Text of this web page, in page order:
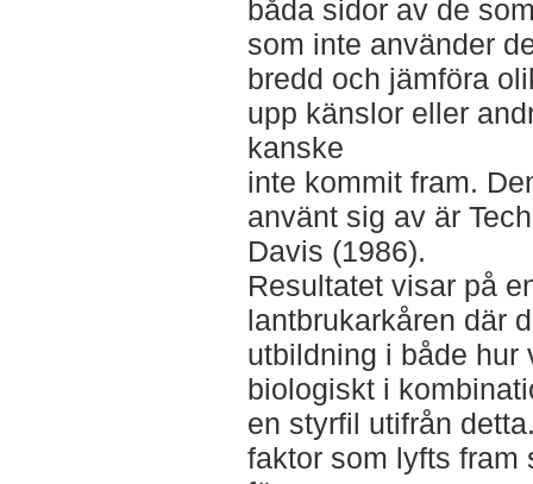
båda sidor av de
som inte använder
bredd och jämföra
upp känslor eller
kanske
inte kommit fram.
använt sig av är
Davis (1986).
Resultatet visar på
lantbrukarkåren där
utbildning i både hur
biologiskt i
en styrfil utifrån
faktor som lyfts fram